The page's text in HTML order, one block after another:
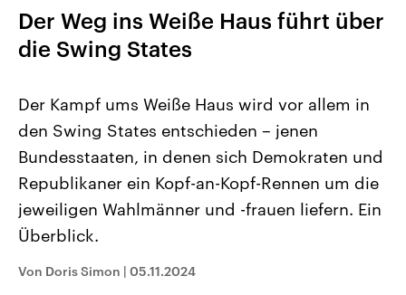
Landtagswahl Sachsen-Anhalt
2026
Alle Informationen
Sachsen-Anhalt wählt am 6.
September 2026 einen neuen
Landtag. Seit 2021 wird das
Bundesland von einer Koalition aus
Umfragen, Prognosen,
Wahlprogramme, aktuelle Berichte
USA
Aktuelle Beiträge,
Hintergründe
Wirtschaftlich und
gehören die Vereinigten
den mächtigsten Ländern
Der Weg ins Weiße Haus führt über
die Swing States
Der Kampf ums Weiße Haus wird vor allem in
den Swing States entschieden – jenen
Bundesstaaten, in denen sich Demokraten und
Republikaner ein Kopf-an-Kopf-Rennen um die
jeweiligen Wahlmänner und -frauen liefern. Ein
Überblick.
Von Doris Simon | 05.11.2024